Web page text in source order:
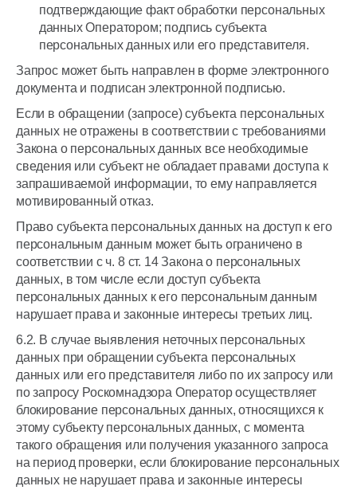
подтверждающие факт обработки персональных
данных Оператором; подпись субъекта
персональных данных или его представителя.
Запрос может быть направлен в форме электронного
документа и подписан электронной подписью.
Если в обращении (запросе) субъекта персональных
данных не отражены в соответствии с требованиями
Закона о персональных данных все необходимые
сведения или субъект не обладает правами доступа к
запрашиваемой информации, то ему направляется
мотивированный отказ.
Право субъекта персональных данных на доступ к его
персональным данным может быть ограничено в
соответствии с ч. 8 ст. 14 Закона о персональных
данных, в том числе если доступ субъекта
персональных данных к его персональным данным
нарушает права и законные интересы третьих лиц.
6.2. В случае выявления неточных персональных
данных при обращении субъекта персональных
данных или его представителя либо по их запросу или
по запросу Роскомнадзора Оператор осуществляет
блокирование персональных данных, относящихся к
этому субъекту персональных данных, с момента
такого обращения или получения указанного запроса
на период проверки, если блокирование персональных
данных не нарушает права и законные интересы